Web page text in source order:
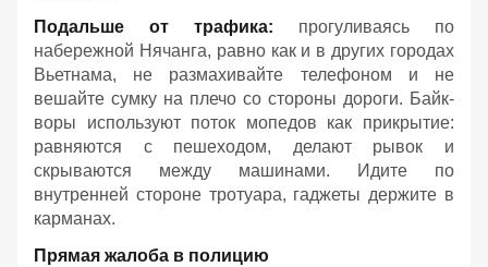
Подальше от трафика: прогуливаясь по
набережной Нячанга, равно как и в других городах
Вьетнама, не размахивайте телефоном и не
вешайте сумку на плечо со стороны дороги. Байк-
воры используют поток мопедов как прикрытие:
равняются с пешеходом, делают рывок и
скрываются между машинами. Идите по
внутренней стороне тротуара, гаджеты держите в
карманах.
Прямая жалоба в полицию